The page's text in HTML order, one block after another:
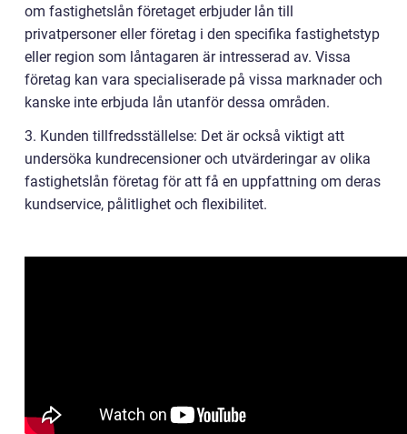
om fastighetslån företaget erbjuder lån till
privatpersoner eller företag i den specifika fastighetstyp
eller region som låntagaren är intresserad av. Vissa
företag kan vara specialiserade på vissa marknader och
kanske inte erbjuda lån utanför dessa områden.
3. Kunden tillfredsställelse: Det är också viktigt att
undersöka kundrecensioner och utvärderingar av olika
fastighetslån företag för att få en uppfattning om deras
kundservice, pålitlighet och flexibilitet.